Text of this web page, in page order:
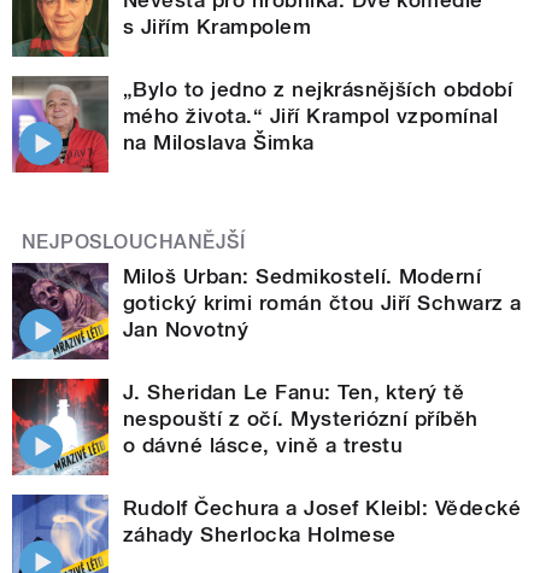
s Jiřím Krampolem
„Bylo to jedno z nejkrásnějších období
mého života.“ Jiří Krampol vzpomínal
na Miloslava Šimka
NEJPOSLOUCHANĚJŠÍ
Miloš Urban: Sedmikostelí. Moderní
gotický krimi román čtou Jiří Schwarz a
Jan Novotný
J. Sheridan Le Fanu: Ten, který tě
nespouští z očí. Mysteriózní příběh
o dávné lásce, vině a trestu
Rudolf Čechura a Josef Kleibl: Vědecké
záhady Sherlocka Holmese